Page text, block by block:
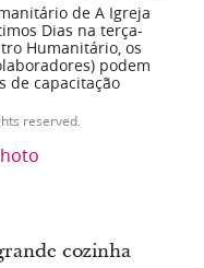
de A Igreja
Dias na terça-
Humanitário, os
podem
de capacitação
reserved.
cozinha